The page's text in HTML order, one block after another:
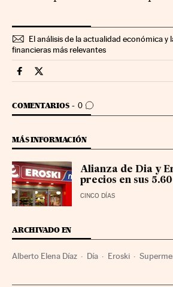
El análisis de la actualidad económica y
financieras más relevantes
Companias Cinco Días en Facebook
Companias Cinco Días en Twitter
COMENTARIOS 0
IR A LOS COMENTARIOS
MÁS INFORMACIÓN
Alianza de Dia y
precios en sus
CINCO DÍAS
ARCHIVADO EN
Alberto Elena Díaz Día Eroski